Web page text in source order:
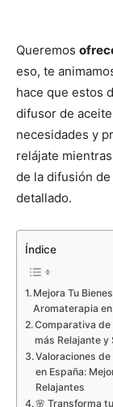
Queremos
eso, te
hace que estos
difusor de
necesidades y
relájate
de la difusión
detallado.
Índice
Mejora Tu
Aromaterapia en
Comparativa
más Relajante y
Valoraciones
en España:
Relajantes
🌸 Transforma